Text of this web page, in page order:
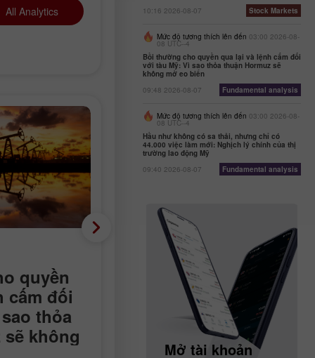
All Analytics
quyền
cấm đối
thỏa
không
Phân tích cơ bản
Hầu như không có sa
thải, nhưng chỉ có
việc làm mới: Nghịch lý
chính của thị trường
10:16 2026-08-07
Stock Markets
Mức độ tương thích lên đến 03:00 2026-08-
08 UTC--4
Bồi thường cho quyền qua lại và lệnh cấm đối
với tàu Mỹ: Vì sao thỏa thuận Hormuz sẽ
không mở eo biển
09:48 2026-08-07
Fundamental analysis
Mức độ tương thích lên đến 03:00 2026-08-
08 UTC--4
Hầu như không có sa thải, nhưng chỉ có
44.000 việc làm mới: Nghịch lý chính của thị
trường lao động Mỹ
09:40 2026-08-07
Fundamental analysis
Mở tài khoản
Mở tài khoản